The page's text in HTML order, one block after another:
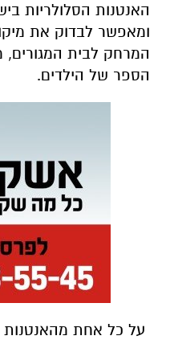
האנטנות הסלולריות
ומאפשר לבדוק את
המרחק לבית המגורים,
הספר של הילדים.
על כל אחת מהאנטנות